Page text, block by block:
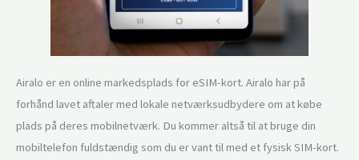
Airalo er en online markedsplads for eSIM-kort. Airalo har på
forhånd lavet aftaler med lokale netværksudbydere om at købe
plads på deres mobilnetværk. Du kommer altså til at bruge din
mobiltelefon fuldstændig som du er vant til med et fysisk SIM-kort.